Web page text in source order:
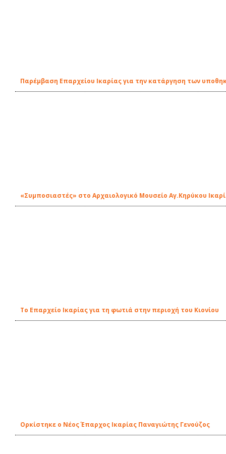
Παρέμβαση Επαρχείου Ικαρίας για την κατάργηση των
«Συμποσιαστές» στο Αρχαιολογικό Μουσείο Αγ.Κηρύκου
Το Επαρχείο Ικαρίας για τη φωτιά στην περιοχή του Κιονίου
Ορκίστηκε ο Νέος Έπαρχος Ικαρίας Παναγιώτης Γενούζος